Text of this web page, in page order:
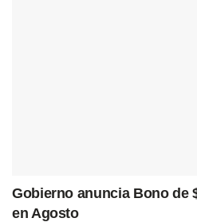
Gobierno anuncia Bono de
en Agosto